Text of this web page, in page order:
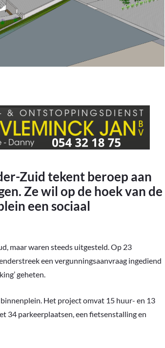
Zuid tekent beroep aan
Ze wil op de hoek van de
een sociaal
maar waren steeds uitgesteld. Op 23
een vergunningsaanvraag ingediend
geheten.
Het project omvat 15 huur- en 13
34 parkeerplaatsen, een fietsenstalling en